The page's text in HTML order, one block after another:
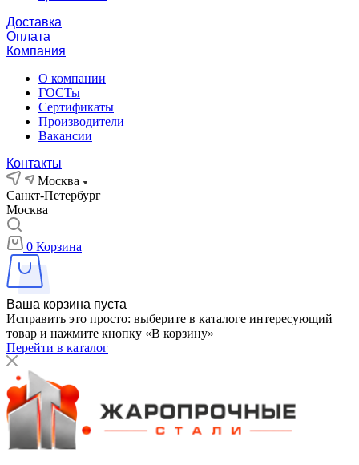
Доставка
Оплата
Компания
О компании
ГОСТы
Сертификаты
Производители
Вакансии
Контакты
Москва
Санкт-Петербург
Москва
0 Корзина
Ваша корзина пуста
Исправить это просто: выберите в каталоге интересующий
товар и нажмите кнопку «В корзину»
Перейти в каталог